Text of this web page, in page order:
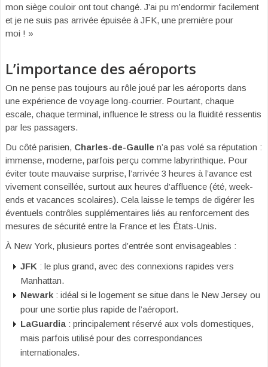
mon siège couloir ont tout changé. J’ai pu m’endormir facilement
et je ne suis pas arrivée épuisée à JFK, une première pour
moi ! »
L’importance des aéroports
On ne pense pas toujours au rôle joué par les aéroports dans
une expérience de voyage long-courrier. Pourtant, chaque
escale, chaque terminal, influence le stress ou la fluidité ressentis
par les passagers.
Du côté parisien, Charles-de-Gaulle n’a pas volé sa réputation :
immense, moderne, parfois perçu comme labyrinthique. Pour
éviter toute mauvaise surprise, l’arrivée 3 heures à l’avance est
vivement conseillée, surtout aux heures d’affluence (été, week-
ends et vacances scolaires). Cela laisse le temps de digérer les
éventuels contrôles supplémentaires liés au renforcement des
mesures de sécurité entre la France et les États-Unis.
À New York, plusieurs portes d’entrée sont envisageables :
JFK : le plus grand, avec des connexions rapides vers
Manhattan.
Newark : idéal si le logement se situe dans le New Jersey ou
pour une sortie plus rapide de l’aéroport.
LaGuardia : principalement réservé aux vols domestiques,
mais parfois utilisé pour des correspondances
internationales.